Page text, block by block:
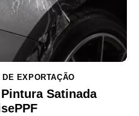
EXPORTAÇÃO
Satinada